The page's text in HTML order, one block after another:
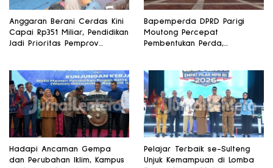
Anggaran Berani Cerdas Kini
Capai Rp351 Miliar, Pendidikan
Jadi Prioritas Pemprov
Bapemperda DPRD Parigi
Moutong Percepat
Pembentukan Perda,
Hadapi Ancaman Gempa
dan Perubahan Iklim, Kampus
Pelajar Terbaik se-Sulteng
Unjuk Kemampuan di Lomba